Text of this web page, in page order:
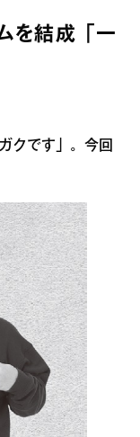
を結成 「一
クです」。今回